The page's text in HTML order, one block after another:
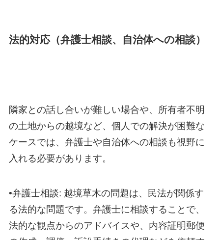
法的対応（弁護士相談、自治体への相談）
隣家との話し合いが難しい場合や、所有者不明
の土地からの越境など、個人での解決が困難な
ケースでは、弁護士や自治体への相談も視野に
入れる必要があります。
•弁護士相談: 越境草木の問題は、民法が関係す
る法的な問題です。弁護士に相談することで、
法的な観点からのアドバイスや、内容証明郵便